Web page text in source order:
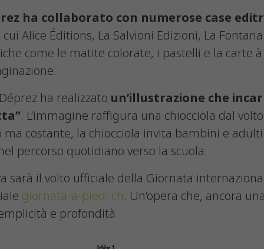
ha collaborato con numerose case
Alice Éditions, La Salvioni Edizioni, La
come le matite colorate, i pastelli e la carte
ha realizzato un’illustrazione che
. L’immagine raffigura una chiocciola dal
ma costante, la chiocciola invita bambini e
percorso quotidiano verso la scuola.
sarà il volto ufficiale della Giornata
giornata-a-piedi.ch. Un’opera che, ancora
e profondità.